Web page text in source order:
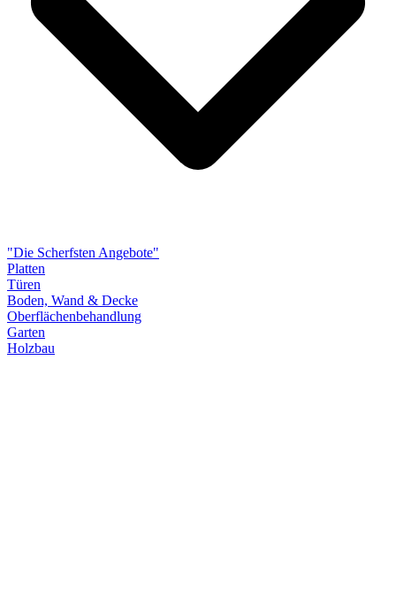
"Die Scherfsten Angebote"
Platten
Türen
Boden, Wand & Decke
Oberflächenbehandlung
Garten
Holzbau